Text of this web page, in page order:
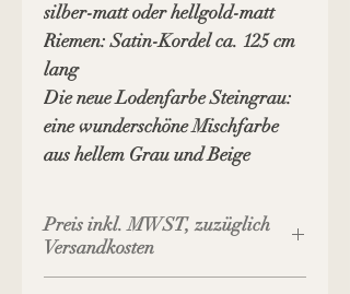
silber-matt oder hellgold-matt
Riemen: Satin-Kordel ca. 125 cm
lang
Die neue LodenfarbeSteingrau:
eine wunderschöne Mischfarbe
aus hellem Grau und Beige
Preis inkl. MWST, zuzüglich
Versandkosten